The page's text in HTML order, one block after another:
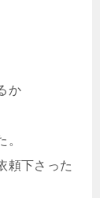
か
頼下さった